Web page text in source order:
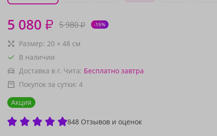
5 080 ₽ 5 980₽ -15%
Размер: 20 × 48 см
В наличии
Доставка в г. Чита: Бесплатно завтра
Покупок за сутки: 4
Акция
848 Отзывов и оценок